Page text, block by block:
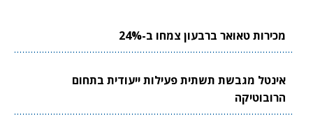
מכירות טאואר ברבעון צמחו ב-24%
אינטל מגבשת תשתית פעילות ייעודית בתחום
הרובוטיקה